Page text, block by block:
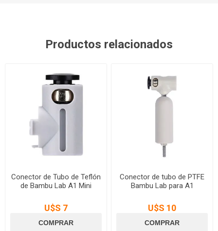
Productos relacionados
Conector de Tubo de Teflón
de Bambu Lab A1 Mini
U$S 7
Conector de tubo de PTFE
Bambu Lab para A1
U$S 10